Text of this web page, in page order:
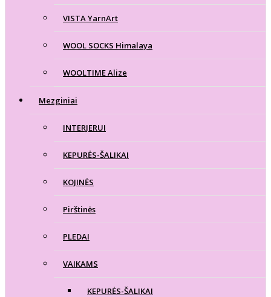
VISTA YarnArt
WOOL SOCKS Himalaya
WOOLTIME Alize
Mezginiai
INTERJERUI
KEPURĖS-ŠALIKAI
KOJINĖS
Pirštinės
PLEDAI
VAIKAMS
KEPURĖS-ŠALIKAI